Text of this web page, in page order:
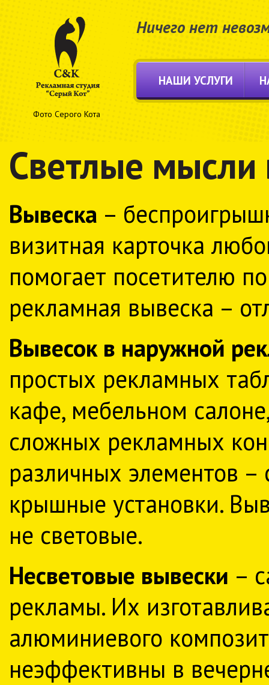
Ничего нет
НАШИ УСЛУГИ
Фото Серого Кота
Светлые
Вывеска –
визитная карточка
помогает посетителю
рекламная вывеска –
Вывесок в наружной
простых рекламных
кафе, мебельном
сложных рекламных
различных элементов
крышные установки.
не световые.
Несветовые вывески –
рекламы. Их
алюминиевого
неэффективны в